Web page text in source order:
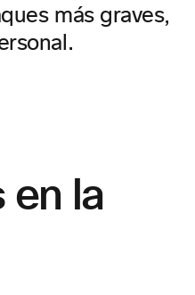
más graves,
en la